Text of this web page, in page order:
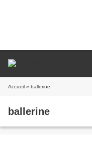
Accueil » ballerine
ballerine